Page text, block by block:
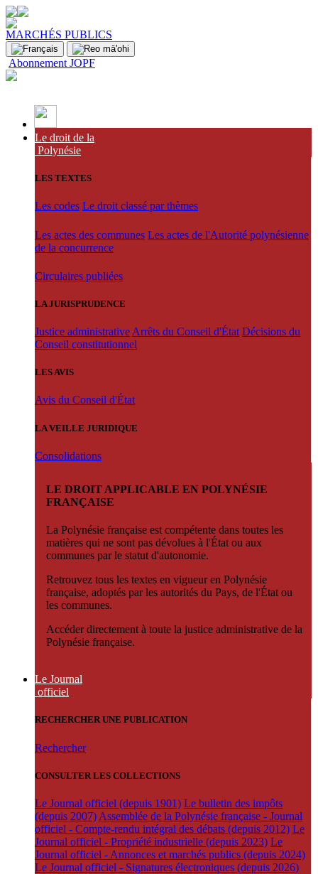
MARCHÉS PUBLICS
Abonnement JOPF
Le droit de la
Polynésie
LES TEXTES
Les codes Le droit classé par thèmes
Les actes des communes Les actes de l'Autorité polynésienne
de la concurrence
Circulaires publiées
LA JURISPRUDENCE
Justice administrative Arrêts du Conseil d'État Décisions du
Conseil constitutionnel
LES AVIS
Avis du Conseil d'État
LA VEILLE JURIDIQUE
Consolidations
LE DROIT APPLICABLE EN POLYNÉSIE
FRANÇAISE
La Polynésie française est compétente dans toutes les
matières qui ne sont pas dévolues à l'État ou aux
communes par le statut d'autonomie.
Retrouvez tous les textes en vigueur en Polynésie
française, adoptés par les autorités du Pays, de l'État ou
les communes.
Accéder directement à toute la justice administrative de la
Polynésie française.
Le Journal
officiel
RECHERCHER UNE PUBLICATION
Rechercher
CONSULTER LES COLLECTIONS
Le Journal officiel (depuis 1901) Le bulletin des impôts
(depuis 2007) Assemblée de la Polynésie française - Journal
officiel - Compte-rendu intégral des débats (depuis 2012) Le
Journal officiel - Propriété industrielle (depuis 2023) Le
Journal officiel - Annonces et marchés publics (depuis 2024)
Le Journal officiel - Signatures électroniques (depuis 2026)